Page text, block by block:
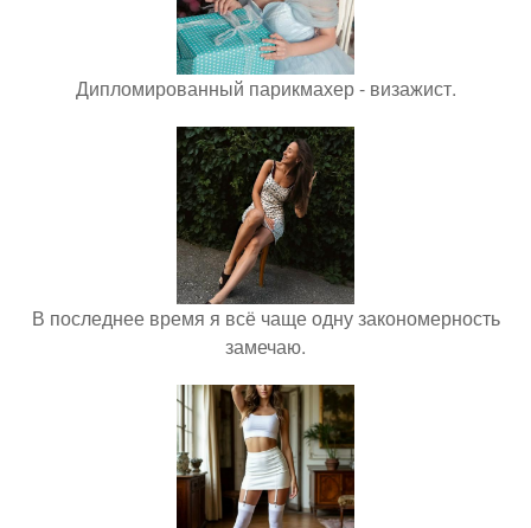
Дипломированный парикмахер - визажист.
В последнее время я всё чаще одну закономерность
замечаю.